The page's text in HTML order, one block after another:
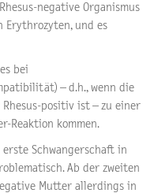
negative Organismus
Erythrozyten, und es
bei
– d.h., wenn die
positiv ist – zu einer
Reaktion kommen.
Schwangerschaft in
Ab der zweiten
Mutter allerdings in